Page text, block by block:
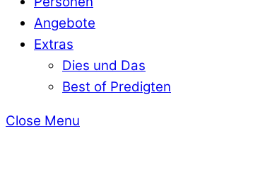
Angebote
Extras
Dies und Das
Best of Predigten
Close Menu